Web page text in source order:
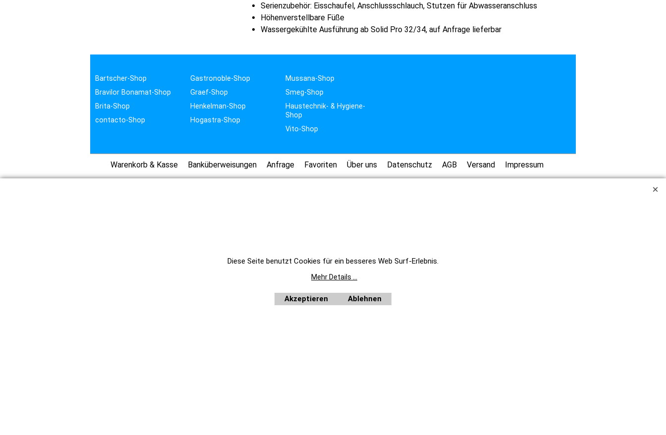
Serienzubehör: Eisschaufel, Anschlussschlauch, Stutzen für Abwasseranschluss
Höhenverstellbare Füße
Wassergekühlte Ausführung ab Solid Pro 32/34, auf Anfrage lieferbar
Bartscher-Shop
Bravilor Bonamat-Shop
Brita-Shop
contacto-Shop
Gastronoble-Shop
Graef-Shop
Henkelman-Shop
Hogastra-Shop
Mussana-Shop
Smeg-Shop
Haustechnik- & Hygiene-
Shop
Vito-Shop
Warenkorb & Kasse Banküberweisungen Anfrage Favoriten Über uns Datenschutz AGB Versand Impressum
Software.
Diese Seite benutzt Cookies für ein besseres Web Surf-Erlebnis.
Mehr Details ...
Akzeptieren Ablehnen